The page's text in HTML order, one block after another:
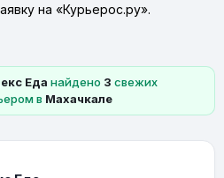
на «Курьерос.ру».
Еда найдено 3 свежих
в Махачкале